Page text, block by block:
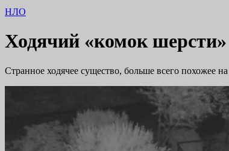
НЛО
Ходячий «комок
Странное ходячее существо, больше всего похожее